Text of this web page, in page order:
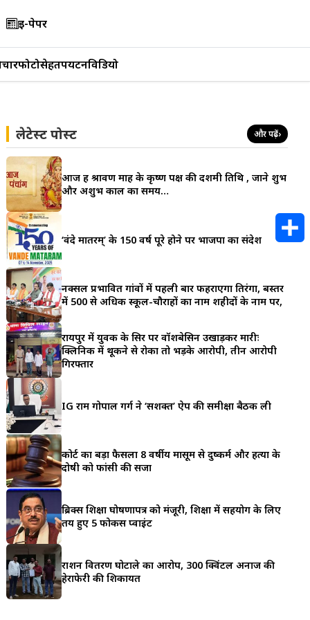
ई-पेपर
फोटोसेहतपर्यटनविडियो
लेटेस्ट पोस्ट और पढ़ें›
आज हैं श्रावण माह के कृष्ण पक्ष की दशमी तिथि , जाने शुभ
और अशुभ काल का समय…
‘वंदे मातरम्’ के 150 वर्ष पूरे होने पर भाजपा का संदेश
नक्सल प्रभावित गांवों में पहली बार फहराएगा तिरंगा, बस्तर
में 500 से अधिक स्कूल-चौराहों का नाम शहीदों के नाम पर,
रायपुर में युवक के सिर पर वॉशबेसिन उखाड़कर मारीः
क्लिनिक में थूकने से रोका तो भड़के आरोपी, तीन आरोपी
गिरफ्तार
IG राम गोपाल गर्ग ने ‘सशक्त’ ऐप की समीक्षा बैठक ली
कोर्ट का बड़ा फैसला 8 वर्षीय मासूम से दुष्कर्म और हत्या के
दोषी को फांसी की सजा
ब्रिक्स शिक्षा घोषणापत्र को मंजूरी, शिक्षा में सहयोग के लिए
तय हुए 5 फोकस प्वाइंट
राशन वितरण घोटाले का आरोप, 300 क्विंटल अनाज की
हेराफेरी की शिकायत
h